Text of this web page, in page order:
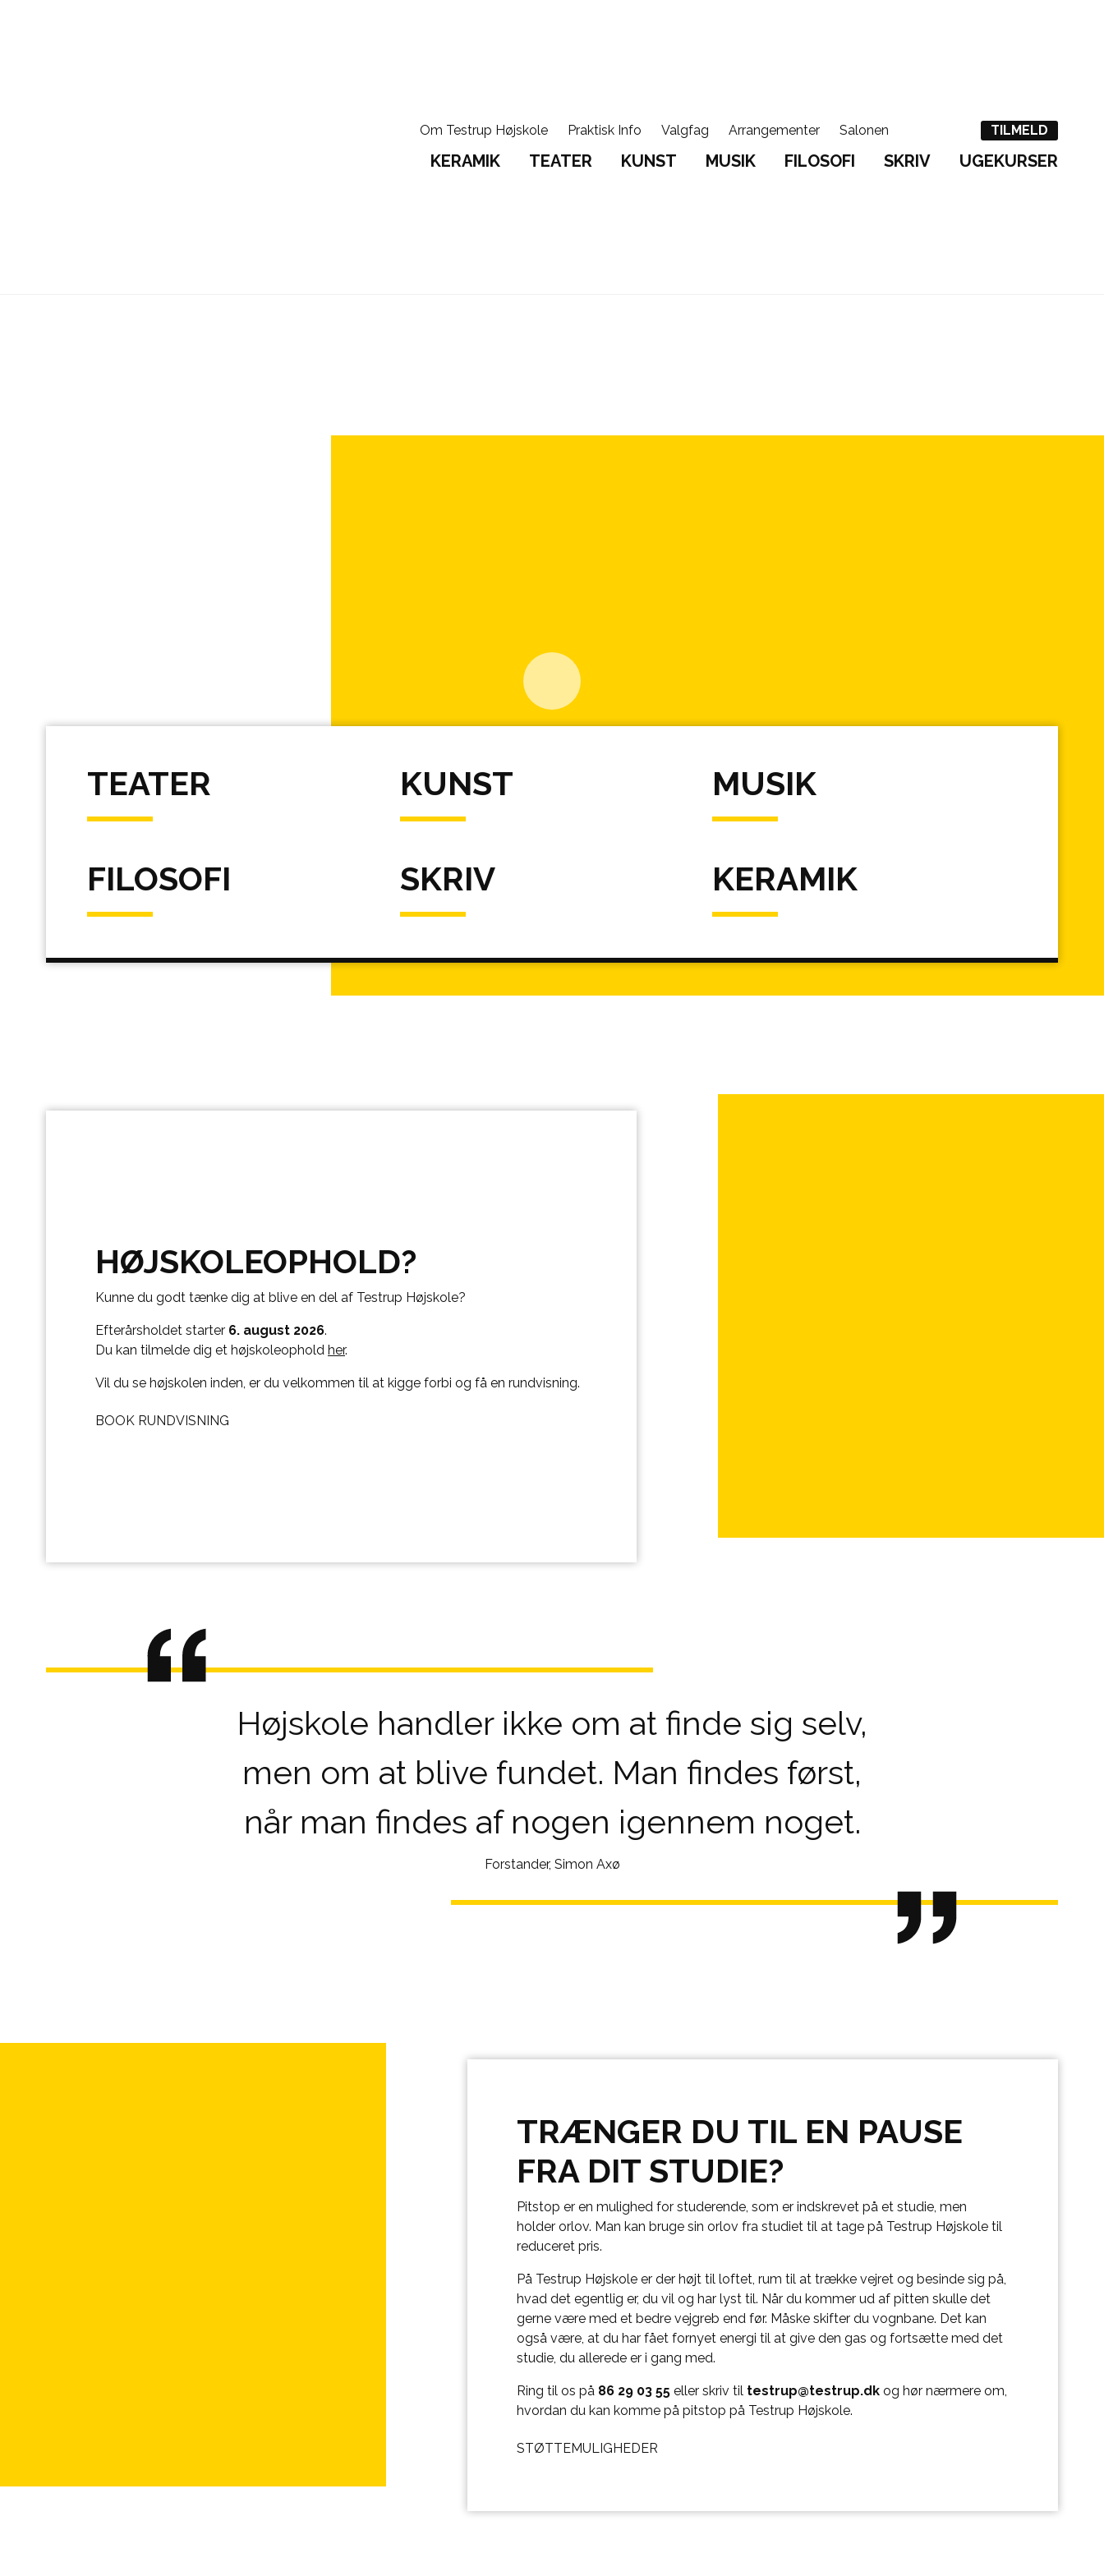
Om Testrup Højskole Praktisk Info Valgfag Arrangementer Salonen TILMELD
KERAMIK TEATER KUNST MUSIK FILOSOFI SKRIV UGEKURSER
TEATER KUNST MUSIK
FILOSOFI SKRIV KERAMIK
HØJSKOLEOPHOLD?
Kunne du godt tænke dig at blive en del af Testrup Højskole?
Efterårsholdet starter 6. august 2026.
Du kan tilmelde dig et højskoleophold her.
Vil du se højskolen inden, er du velkommen til at kigge forbi og få en rundvisning.
BOOK RUNDVISNING
Højskole handler ikke om at finde sig selv,
men om at blive fundet. Man findes først,
når man findes af nogen igennem noget.
Forstander, Simon Axø
TRÆNGER DU TIL EN PAUSE
FRA DIT STUDIE?
Pitstop er en mulighed for studerende, som er indskrevet på et studie, men
holder orlov. Man kan bruge sin orlov fra studiet til at tage på Testrup Højskole til
reduceret pris.
På Testrup Højskole er der højt til loftet, rum til at trække vejret og besinde sig på,
hvad det egentlig er, du vil og har lyst til. Når du kommer ud af pitten skulle det
gerne være med et bedre vejgreb end før. Måske skifter du vognbane. Det kan
også være, at du har fået fornyet energi til at give den gas og fortsætte med det
studie, du allerede er i gang med.
Ring til os på 86 29 03 55eller skriv til testrup@testrup.dkog hør nærmere om,
hvordan du kan komme på pitstop på Testrup Højskole.
STØTTEMULIGHEDER